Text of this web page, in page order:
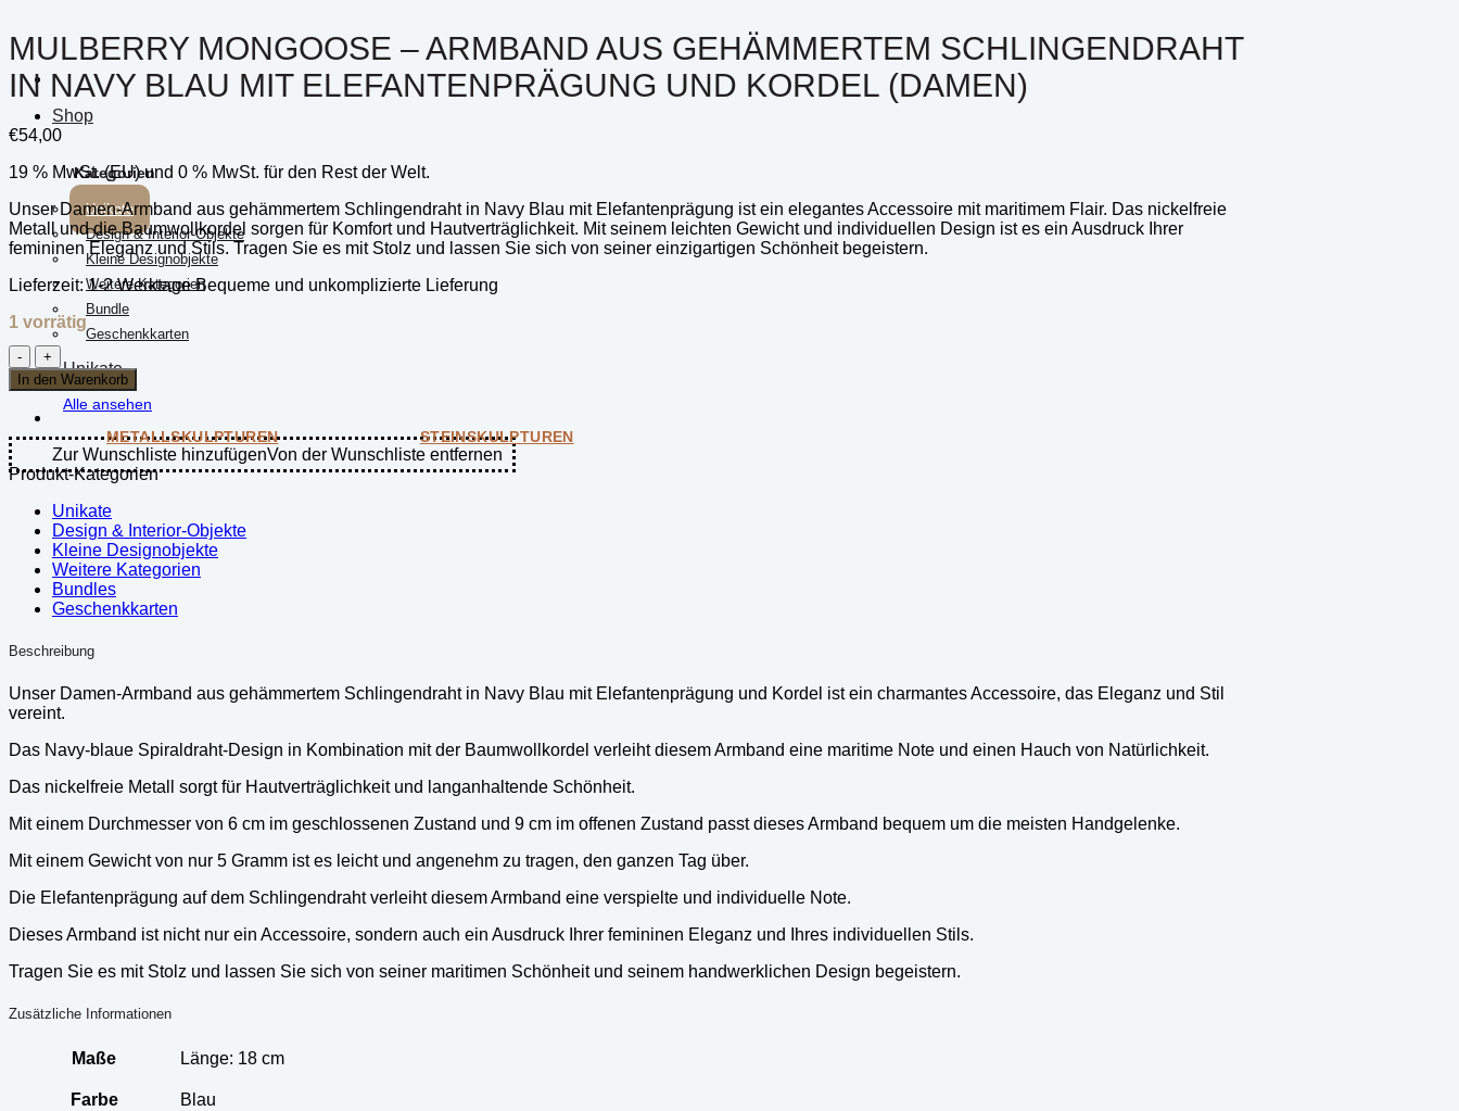
Shop
Kategorien
Unikate
Design & Interior-Objekte
Kleine Designobjekte
Weitere Kategorien
Bundle
Geschenkkarten
Unikate
Alle ansehen
METALLSKULPTUREN STEINSKULPTUREN
MULBERRY MONGOOSE – ARMBAND AUS GEHÄMMERTEM SCHLINGENDRAHT
IN NAVY BLAU MIT ELEFANTENPRÄGUNG UND KORDEL (DAMEN)
€54,00
19 % MwSt. (EU) und 0 % MwSt. für den Rest der Welt.
Unser Damen-Armband aus gehämmertem Schlingendraht in Navy Blau mit Elefantenprägung ist ein elegantes Accessoire mit maritimem Flair. Das nickelfreie
Metall und die Baumwollkordel sorgen für Komfort und Hautverträglichkeit. Mit seinem leichten Gewicht und individuellen Design ist es ein Ausdruck Ihrer
femininen Eleganz und Stils. Tragen Sie es mit Stolz und lassen Sie sich von seiner einzigartigen Schönheit begeistern.
Lieferzeit:1-2 Werktage Bequeme und unkomplizierte Lieferung
1 vorrätig
Mulberry
Mongoose
-
Armband
gehämmertem
Schlingendraht
Navy
Blau
mit
Elefantenprägung
und
Kordel
Menge
In den Warenkorb
Zur Wunschliste hinzufügenVon der Wunschliste entfernen
Produkt-Kategorien
Unikate
Design & Interior-Objekte
Kleine Designobjekte
Weitere Kategorien
Bundles
Geschenkkarten
Beschreibung
Unser Damen-Armband aus gehämmertem Schlingendraht in Navy Blau mit Elefantenprägung und Kordel ist ein charmantes Accessoire, das Eleganz und Stil
vereint.
Das Navy-blaue Spiraldraht-Design in Kombination mit der Baumwollkordel verleiht diesem Armband eine maritime Note und einen Hauch von Natürlichkeit.
Das nickelfreie Metall sorgt für Hautverträglichkeit und langanhaltende Schönheit.
Mit einem Durchmesser von 6 cm im geschlossenen Zustand und 9 cm im offenen Zustand passt dieses Armband bequem um die meisten Handgelenke.
Mit einem Gewicht von nur 5 Gramm ist es leicht und angenehm zu tragen, den ganzen Tag über.
Die Elefantenprägung auf dem Schlingendraht verleiht diesem Armband eine verspielte und individuelle Note.
Dieses Armband ist nicht nur ein Accessoire, sondern auch ein Ausdruck Ihrer femininen Eleganz und Ihres individuellen Stils.
Tragen Sie es mit Stolz und lassen Sie sich von seiner maritimen Schönheit und seinem handwerklichen Design begeistern.
Zusätzliche Informationen
Maße Länge: 18 cm
Farbe Blau